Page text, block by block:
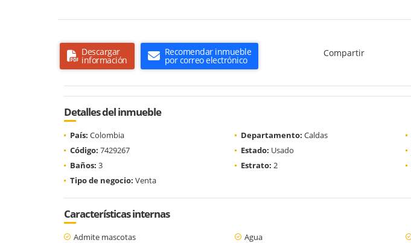
Descargar
información
Recomendar inmueble
por correo electrónico
Compartir
Detalles del inmueble
País: Colombia Departamento: Caldas
Código: 7429267 Estado: Usado
Baños: 3 Estrato: 2
Tipo de negocio: Venta
Características internas
Admite mascotas Agua